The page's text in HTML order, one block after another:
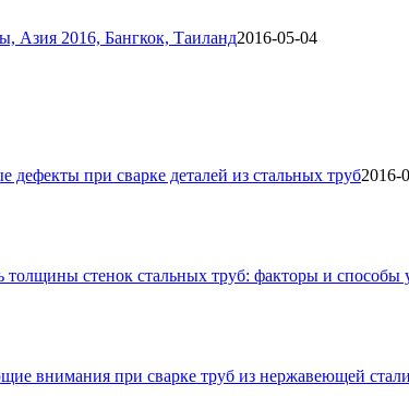
Азия 2016, Бангкок, Таиланд2016-05-04
дефекты при сварке деталей из стальных труб2016-
толщины стенок стальных труб: факторы и способы
внимания при сварке труб из нержавеющей стали